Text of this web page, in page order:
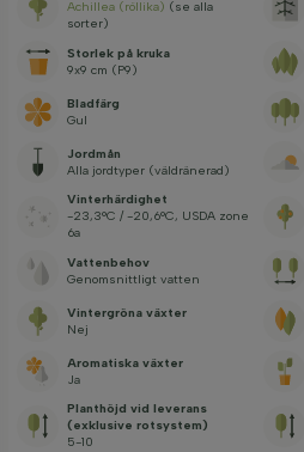
Achillea (röllika) (se alla
sorter)
Storlek på kruka
9x9 cm (P9)
Bladfärg
Gul
Jordmån
Alla jordtyper (väldränerad)
Vinterhärdighet
-23,3°C / -20,6°C, USDA zone
6a
Vattenbehov
Genomsnittligt vatten
Vintergröna växter
Nej
Aromatiska växter
Ja
Planthöjd vid leverans
(exklusive rotsystem)
5-10